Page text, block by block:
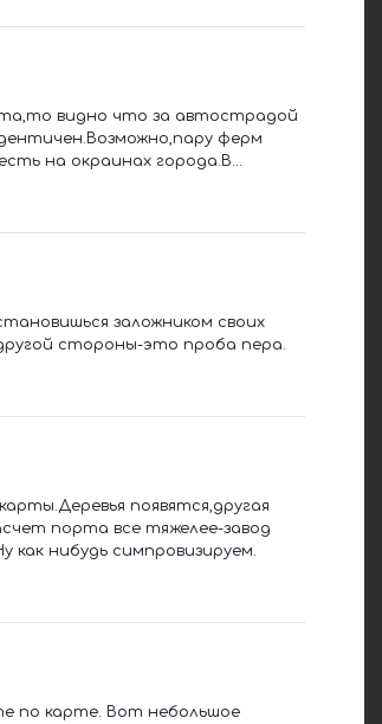
видно что за автострадой
ферм
на окраинах города.В...
заложником своих
стороны-это проба пера.
появятся,другая
порта все тяжелее-завод
нибудь симпровизируем.
по карте. Вот небольшое